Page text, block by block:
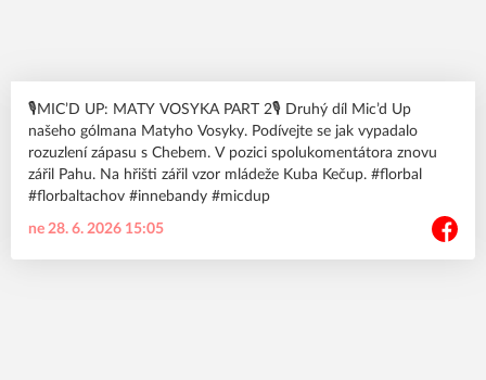
🎙️MIC’D UP: MATY VOSYKA PART 2🎙️ Druhý díl Mic’d Up
našeho gólmana Matyho Vosyky. Podívejte se jak vypadalo
rozuzlení zápasu s Chebem. V pozici spolukomentátora znovu
zářil Pahu. Na hřišti zářil vzor mládeže Kuba Kečup. #florbal
#florbaltachov #innebandy #micdup
ne 28. 6. 2026 15:05